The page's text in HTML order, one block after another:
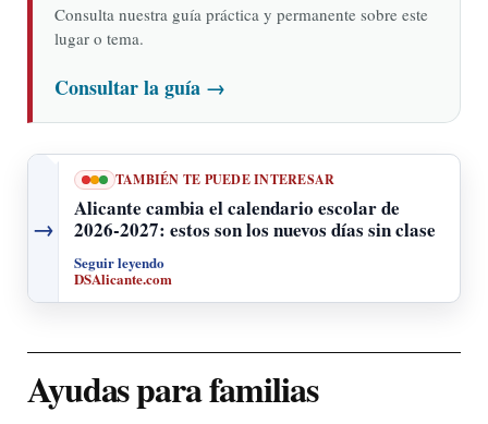
Consulta nuestra guía práctica y permanente sobre este
lugar o tema.
Consultar la guía →
→
TAMBIÉN TE PUEDE INTERESAR
Alicante cambia el calendario escolar de
2026-2027: estos son los nuevos días sin clase
Seguir leyendo
DSAlicante.com
Ayudas para familias